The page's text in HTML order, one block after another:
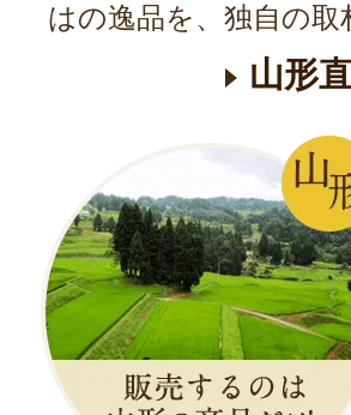
はの逸品を、独自の
山形